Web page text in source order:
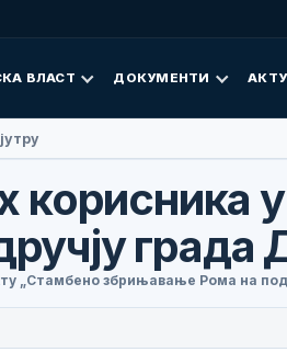
ВЛАСТ ДОКУМЕНТИ
Добој
корисника
града
„Стамбено збрињавање Рома на